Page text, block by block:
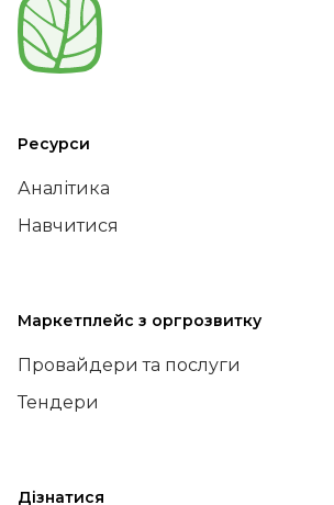
Ресурси
Аналітика
Навчитися
Маркетплейс з оргрозвитку
Провайдери та послуги
Тендери
Дізнатися